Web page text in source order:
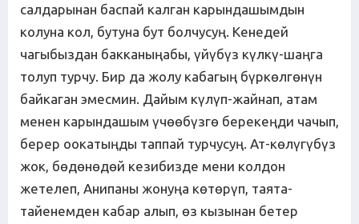
салдарынан баспай калган карындашымдын
колуна кол, бутуна бут болчусуң. Кенедей
чагыбыздан бакканыңабы, үйүбүз күлкү-шаңга
толуп турчу. Бир да жолу кабагың бүркөлгөнүн
байкаган эмесмин. Дайым күлүп-жайнап, атам
менен карындашым үчөөбүзгө берекеңди чачып,
берер оокатыңды таппай турчусуң. Ат-көлүгүбүз
жок, бөдөнөдөй кезибизде мени колдон
жетелеп, Анипаны жонуңа көтөрүп, таята-
тайенемден кабар алып, өз кызынан бетер